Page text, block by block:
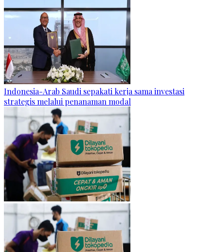
Indonesia-Arab Saudi sepakati kerja sama investasi
strategis melalui penanaman modal